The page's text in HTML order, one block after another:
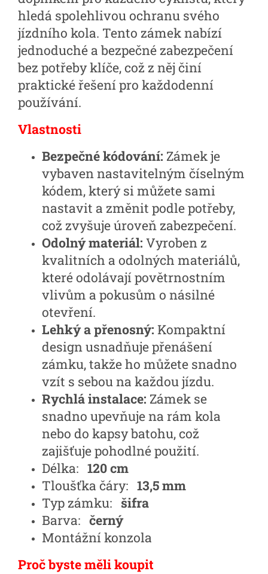
hledá spolehlivou ochranu svého
jízdního kola. Tento zámek nabízí
jednoduché a bezpečné zabezpečení
bez potřeby klíče, což z něj činí
praktické řešení pro každodenní
používání.
Vlastnosti
Bezpečné kódování: Zámek je
vybaven nastavitelným číselným
kódem, který si můžete sami
nastavit a změnit podle potřeby,
což zvyšuje úroveň zabezpečení.
Odolný materiál: Vyroben z
kvalitních a odolných materiálů,
které odolávají povětrnostním
vlivům a pokusům o násilné
otevření.
Lehký a přenosný: Kompaktní
design usnadňuje přenášení
zámku, takže ho můžete snadno
vzít s sebou na každou jízdu.
Rychlá instalace: Zámek se
snadno upevňuje na rám kola
nebo do kapsy batohu, což
zajišťuje pohodlné použití.
Délka: 120 cm
Tloušťka čáry: 13,5 mm
Typ zámku: šifra
Barva: černý
Montážní konzola
Proč byste měli koupit